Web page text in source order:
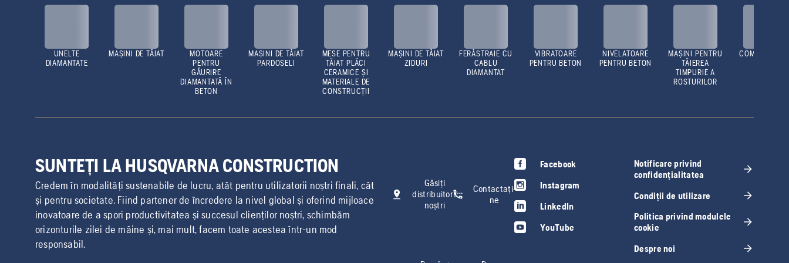
UNELTE
DIAMANTATE
MAȘINI DE TĂIAT
MOTOARE
PENTRU
GĂURIRE
DIAMANTATĂ ÎN
BETON
MAȘINI DE TĂIAT
PARDOSELI
MESE PENTRU
TĂIAT PLĂCI
CERAMICE ȘI
MATERIALE DE
CONSTRUCȚII
MAȘINI DE TĂIAT
ZIDURI
FERĂSTRAIE CU
CABLU
DIAMANTAT
VIBRATOARE
PENTRU BETON
NIVELATOARE
PENTRU BETON
MAȘINI PENTRU
TĂIEREA
TIMPURIE A
ROSTURILOR
SUNTEȚI LA HUSQVARNA CONSTRUCTION
Credem în modalități sustenabile de lucru, atât pentru utilizatorii noștri finali, cât
și pentru societate. Fiind partener de încredere la nivel global și oferind mijloace
inovatoare de a spori productivitatea și succesul clienților noștri, schimbăm
orizonturile zilei de mâine și, mai mult, facem toate acestea într-un mod
responsabil.
Găsiți
distribuitorii
noștri
Contactați-
ne
Facebook
Instagram
LinkedIn
YouTube
Notificare privind
confidențialitatea
Condiții de utilizare
Politica privind modulele
cookie
Despre noi